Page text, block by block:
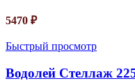
5470 ₽
Быстрый просмотр
Водолей Стеллаж